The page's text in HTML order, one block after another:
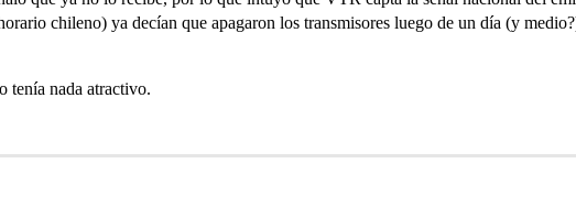
chileno) ya decían que apagaron los transmisores luego de un día (y
tenía nada atractivo.